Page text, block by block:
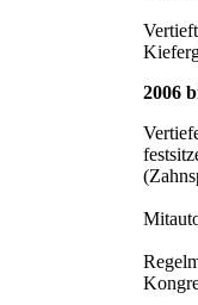
2006